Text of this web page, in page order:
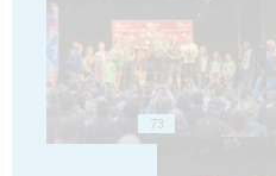
73